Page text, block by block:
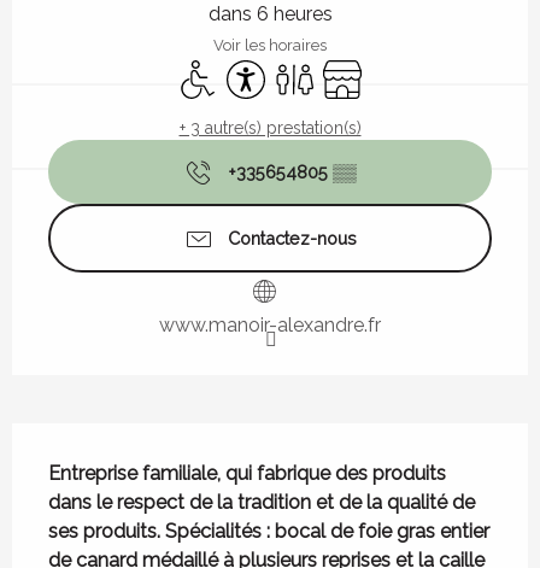
dans 6 heures
Voir les horaires
Accès handicapés
Accessibilité
ToilettesBoutique
+ 3 autre(s) prestation(s)
+335654805 ▒▒
Contactez-nous
www.manoir-alexandre.fr
Entreprise familiale, qui fabrique des produits
dans le respect de la tradition et de la qualité de
ses produits. Spécialités : bocal de foie gras entier
de canard médaillé à plusieurs reprises et la caille